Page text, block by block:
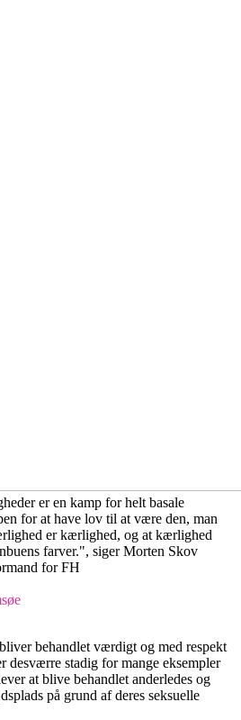
er en kamp for helt basale
for at have lov til at være den, man
er kærlighed, og at kærlighed
farver.", siger Morten Skov
for FH
behandlet værdigt og med respekt
desværre stadig for mange eksempler
at blive behandlet anderledes og
på grund af deres seksuelle